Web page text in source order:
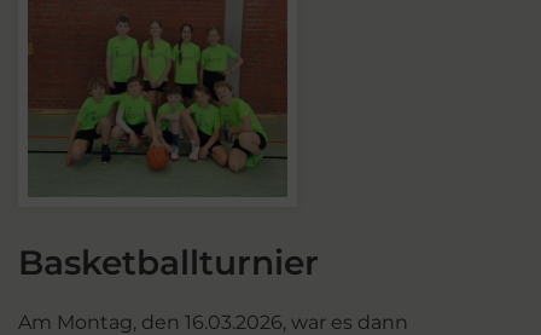
Basketballturnier
Am Montag, den 16.03.2026, war es dann